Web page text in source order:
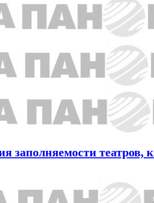
заполняемости театров,